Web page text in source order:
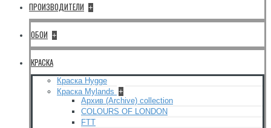
ПРОИЗВОДИТЕЛИ +
ОБОИ +
КРАСКА
Краска Hygge
Краска Mylands +
Архив (Archive) collection
COLOURS OF LONDON
FTT